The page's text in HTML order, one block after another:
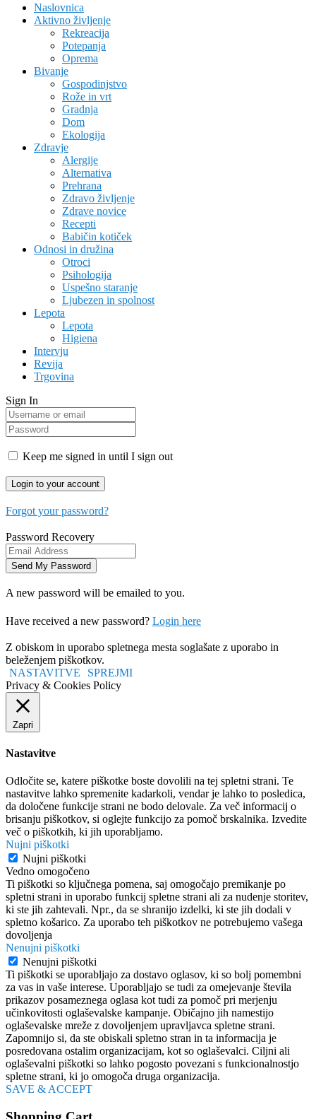
Naslovnica
Aktivno življenje
Rekreacija
Potepanja
Oprema
Bivanje
Gospodinjstvo
Rože in vrt
Gradnja
Dom
Ekologija
Zdravje
Alergije
Alternativa
Prehrana
Zdravo življenje
Zdrave novice
Recepti
Babičin kotiček
Odnosi in družina
Otroci
Psihologija
Uspešno staranje
Ljubezen in spolnost
Lepota
Lepota
Higiena
Intervju
Revija
Trgovina
Sign In
Keep me signed in until I sign out
Forgot your password?
Password Recovery
A new password will be emailed to you.
Have received a new password? Login here
Z obiskom in uporabo spletnega mesta soglašate z uporabo in
beleženjem piškotkov.
NASTAVITVE
SPREJMI
Privacy & Cookies Policy
Zapri
Nastavitve
Odločite se, katere piškotke boste dovolili na tej spletni strani. Te
nastavitve lahko spremenite kadarkoli, vendar je lahko to posledica,
da določene funkcije strani ne bodo delovale. Za več informacij o
brisanju piškotkov, si oglejte funkcijo za pomoč brskalnika. Izvedite
več o piškotkih, ki jih uporabljamo.
Nujni piškotki
Nujni piškotki
Vedno omogočeno
Ti piškotki so ključnega pomena, saj omogočajo premikanje po
spletni strani in uporabo funkcij spletne strani ali za nudenje storitev,
ki ste jih zahtevali. Npr., da se shranijo izdelki, ki ste jih dodali v
spletno košarico. Za uporabo teh piškotkov ne potrebujemo vašega
dovoljenja
Nenujni piškotki
Nenujni piškotki
Ti piškotki se uporabljajo za dostavo oglasov, ki so bolj pomembni
za vas in vaše interese. Uporabljajo se tudi za omejevanje števila
prikazov posameznega oglasa kot tudi za pomoč pri merjenju
učinkovitosti oglaševalske kampanje. Običajno jih namestijo
oglaševalske mreže z dovoljenjem upravljavca spletne strani.
Zapomnijo si, da ste obiskali spletno stran in ta informacija je
posredovana ostalim organizacijam, kot so oglaševalci. Ciljni ali
oglaševalni piškotki so lahko pogosto povezani s funkcionalnostjo
spletne strani, ki jo omogoča druga organizacija.
SAVE & ACCEPT